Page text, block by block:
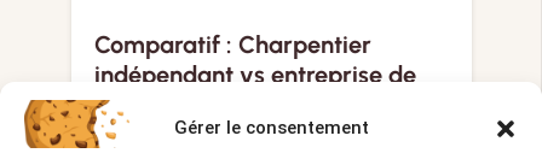
Gérer le consentement
Comparatif : Charpentier
indépendant vs entreprise de
charpenterie
visibility